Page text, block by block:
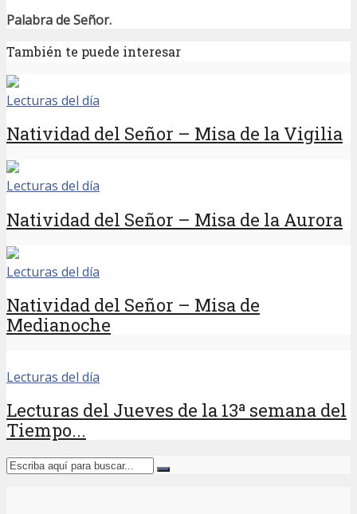
Palabra de Señor.
También te puede interesar
Lecturas del día
Natividad del Señor – Misa de la Vigilia
Lecturas del día
Natividad del Señor – Misa de la Aurora
Lecturas del día
Natividad del Señor – Misa de
Medianoche
Lecturas del día
Lecturas del Jueves de la 13ª semana del
Tiempo...